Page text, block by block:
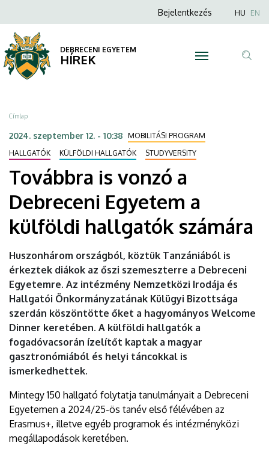
is
vonzó
Debreceni
Egyetem
a
külföldi
hallgatók
számára
DEBRECENI
EGYETEM
a
tartalomra
Anonim
menüje
Bejelentkezés HU EN
DEBRECENI EGYETEM
HÍREK
Morzsa
Címlap
2024. szeptember 12. - 10:38 MOBILITÁSI PROGRAM
HALLGATÓK
KÜLFÖLDI HALLGATÓK STUDYVERSITY
Továbbra is vonzó a
Debreceni Egyetem a
külföldi hallgatók számára
Huszonhárom országból, köztük Tanzániából is
érkeztek diákok az őszi szemeszterre a Debreceni
Egyetemre. Az intézmény Nemzetközi Irodája és
Hallgatói Önkormányzatának Külügyi Bizottsága
szerdán köszöntötte őket a hagyományos Welcome
Dinner keretében. A külföldi hallgatók a
fogadóvacsorán ízelítőt kaptak a magyar
gasztronómiából és helyi táncokkal is
ismerkedhettek.
Mintegy 150 hallgató folytatja tanulmányait a Debreceni
Egyetemen a 2024/25-ös tanév első félévében az
Erasmus+, illetve egyéb programok és intézményközi
megállapodások keretében.